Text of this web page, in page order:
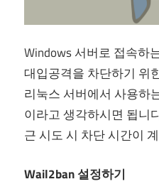
Windows 서버로 접속하
대입공격을 차단하기 위
리눅스 서버에서 사용하
이라고 생각하시면 됩니
근 시도 시 차단 시간이
Wail2ban설정하기